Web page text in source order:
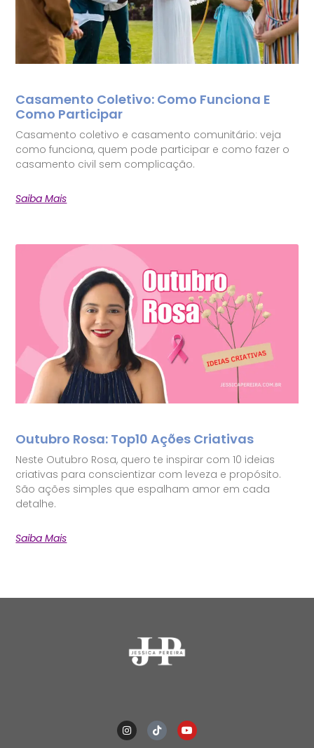
Casamento Coletivo: Como Funciona E
Como Participar
Casamento coletivo e casamento comunitário: veja
como funciona, quem pode participar e como fazer o
casamento civil sem complicação.
Saiba Mais
Outubro Rosa: Top10 Ações Criativas
Neste Outubro Rosa, quero te inspirar com 10 ideias
criativas para conscientizar com leveza e propósito.
São ações simples que espalham amor em cada
detalhe.
Saiba Mais